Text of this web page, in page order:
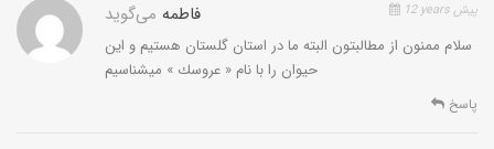
فاطمه می‌گوید 12 years پیش
سلام ممنون از مطالبتون البته ما در استان گلستان هستيم و اين
حيوان را با نام « عروسك » ميشناسيم
پاسخ